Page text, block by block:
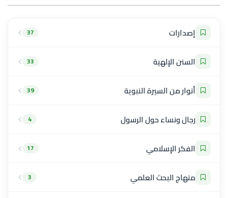
إصدارات 37
السنن الإلهية 33
أنوار من السيرة النبوية 39
رجال ونساء حول الرسول 4
الفكر الإسلامي 17
منهاج البحث العلمي 3